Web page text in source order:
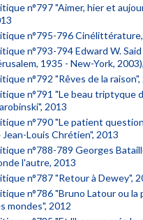
n°797 "Aimer, hier et
n°795-796
n°793-794 Edward W. Said
1935 - New-York,
n°792 "Rêves de la raison",
n°791 "Le beau triptyque
2013
n°790 "Le patient
Jean-Louis Chrétien", 2013
n°788-789 Georges
l'autre, 2013
n°787 "Retour à Dewey",
n°786 "Bruno Latour ou la
mondes", 2012